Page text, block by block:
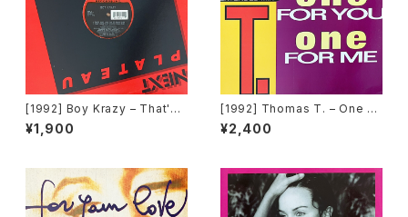
[1992] Boy Krazy – That's
What Love Can Do [Next Pl
ateau Records Inc.]
¥1,900
[1992] Thomas T. – One Fo
r You One For Me [Time Re
cords][TRD 1250]
¥2,400